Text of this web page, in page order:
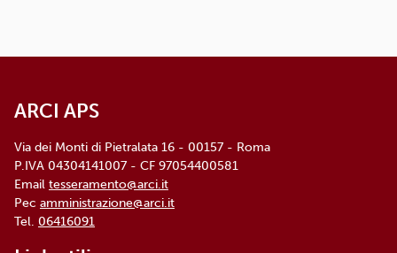
ARCI APS
Via dei Monti di Pietralata 16 - 00157 - Roma
P.IVA 04304141007 - CF 97054400581
Email tesseramento@arci.it
Pec amministrazione@arci.it
Tel. 06416091